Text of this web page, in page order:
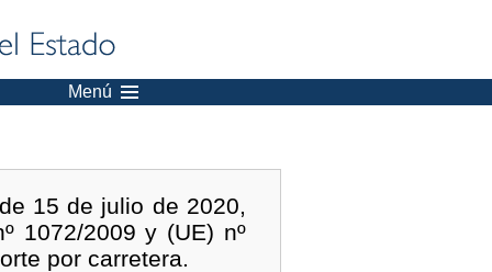
Menú
15 de julio de 2020,
1072/2009 y (UE) nº
por carretera.